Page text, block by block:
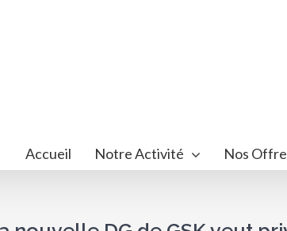
Accueil Notre Activité Nos